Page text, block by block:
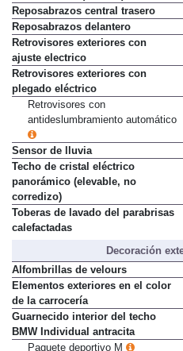
luneta trasera (manual)
Reposabrazos central trasero
Reposabrazos delantero
Retrovisores exteriores con
ajuste electrico
Retrovisores exteriores con
plegado eléctrico
Retrovisores con
antideslumbramiento automático
Sensor de lluvia
Techo de cristal eléctrico
panorámico (elevable, no
corredizo)
Toberas de lavado del parabrisas
Decoración
Alfombrillas de velours
Elementos exteriores en el color
de la carrocería
Guarnecido interior del techo
BMW Individual antracita